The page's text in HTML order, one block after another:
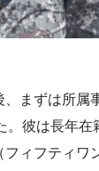
まずは所属
。彼は長年在
フィフティワ